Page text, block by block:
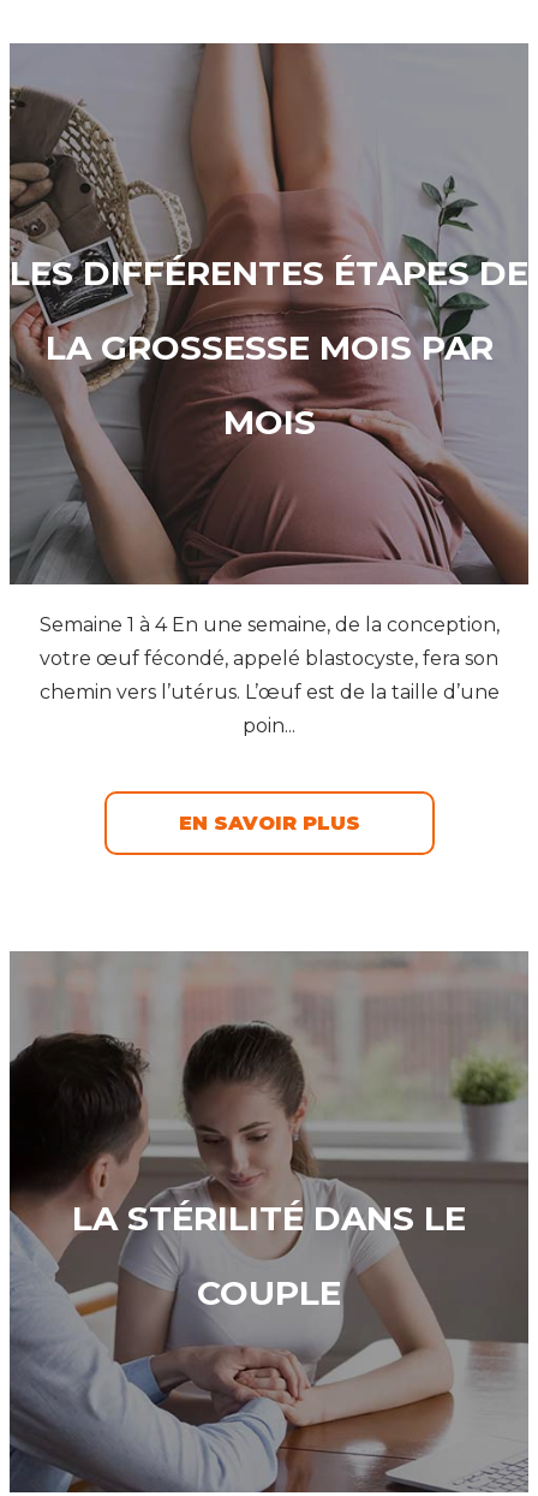
LES DIFFÉRENTES ÉTAPES DE
LA GROSSESSE MOIS PAR
MOIS
Semaine 1 à 4 En une semaine, de la conception,
votre œuf fécondé, appelé blastocyste, fera son
chemin vers l’utérus. L’œuf est de la taille d’une
poin...
EN SAVOIR PLUS
LA STÉRILITÉ DANS LE
COUPLE